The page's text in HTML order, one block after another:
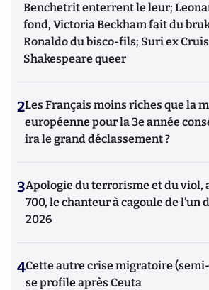
Benchetrit enterrent le leur;
fond, Victoria Beckham fait du
Ronaldo du bisco-fils; Suri ex
Shakespeare queer
2Les Français moins riches que la
européenne pour la 3e année
ira le grand déclassement ?
3Apologie du terrorisme et du viol,
700, le chanteur à cagoule de l’un
2026
4Cette autre crise migratoire
se profile après Ceuta